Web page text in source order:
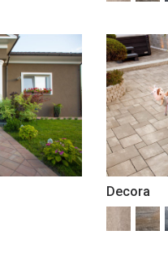
Decora